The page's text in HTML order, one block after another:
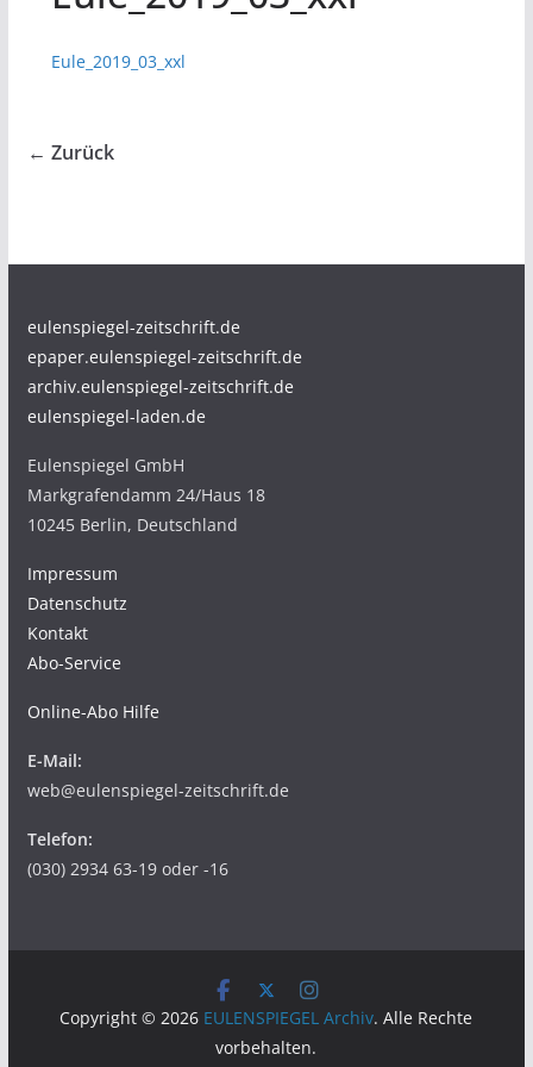
Eule_2019_03_xxl
← Zurück
eulenspiegel-zeitschrift.de
epaper.eulenspiegel-zeitschrift.de
archiv.eulenspiegel-zeitschrift.de
eulenspiegel-laden.de
Eulenspiegel GmbH
Markgrafendamm 24/Haus 18
10245 Berlin, Deutschland
Impressum
Datenschutz
Kontakt
Abo-Service
Online-Abo Hilfe
E-Mail:
web@eulenspiegel-zeitschrift.de
Telefon:
(030) 2934 63-19 oder -16
Copyright © 2026 EULENSPIEGEL Archiv. Alle Rechte
vorbehalten.